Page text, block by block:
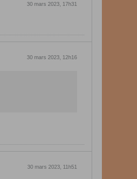
30 mars 2023, 17h31
30 mars 2023, 12h16
30 mars 2023, 11h51